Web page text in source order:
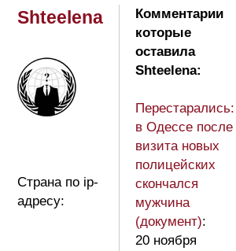
Shteelena
Страна по ip-
адресу:
Комментарии
которые
оставила
Shteelena:
Перестарались:
в Одессе после
визита новых
полицейских
скончался
мужчина
(документ):
20 ноября